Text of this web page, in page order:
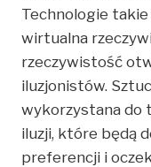
Technologie
wirtualna
rzeczywistość
iluzjonistów.
wykorzystana do
iluzji, które będą
preferencji i